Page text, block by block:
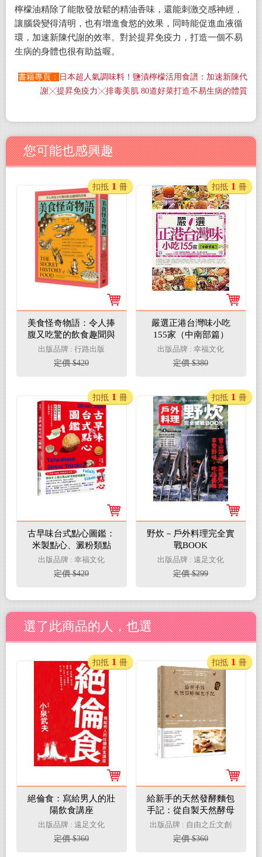
檸檬油精除了能散發放鬆的精油香味，還能刺激交感神經，
讓腦袋變得清明，也有增進食慾的效果，同時能促進血液循
環，加速新陳代謝的效率。對於提昇免疫力，打造一個不易
生病的身體也很有助益喔。
書籍專頁： 日本超人氣調味料！鹽漬檸檬活用食譜：加速新陳代
謝╳提昇免疫力╳排毒美肌 80道好菜打造不易生病的體質
您可能也感興趣
美食怪奇物語：令人捧
腹又吃驚的飲食趣聞與
真相
出版品牌 : 行路出版
定價 $420
扣抵 1 冊
嚴選正港台灣味小吃
155家（中南部篇）
出版品牌 : 幸福文化
定價 $380
扣抵 1 冊
古早味台式點心圖鑑：
米製點心、澱粉類點
心，在地惜食智慧與手
工氣味，作夥呷點心！
出版品牌 : 幸福文化
定價 $420
扣抵 1 冊
野炊－戶外料理完全實
戰BOOK
出版品牌 : 遠足文化
定價 $299
扣抵 1 冊
選了此商品的人，也選
絕倫食：寫給男人的壯
陽飲食講座
出版品牌 : 遠足文化
定價 $360
扣抵 1 冊
給新手的天然發酵麵包
手記：從自製天然酵母
開始，會呼吸的好麵包
出版品牌 : 自由之丘文創
定價 $360
扣抵 1 冊